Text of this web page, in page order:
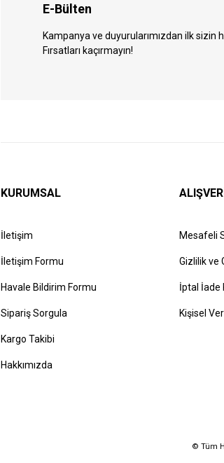
E-Bülten
Kampanya ve duyurularımızdan ilk sizin
Fırsatları kaçırmayın!
KURUMSAL
İletişim
İletişim Formu
Havale Bildirim Formu
Sipariş Sorgula
Kargo Takibi
Hakkımızda
Mesafeli
Gizlilik ve
İptal İade
Kişisel
© Tüm